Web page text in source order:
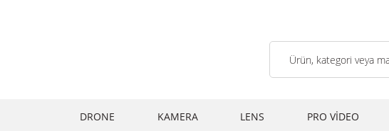
DRONE KAMERA LENS PRO VİDEO